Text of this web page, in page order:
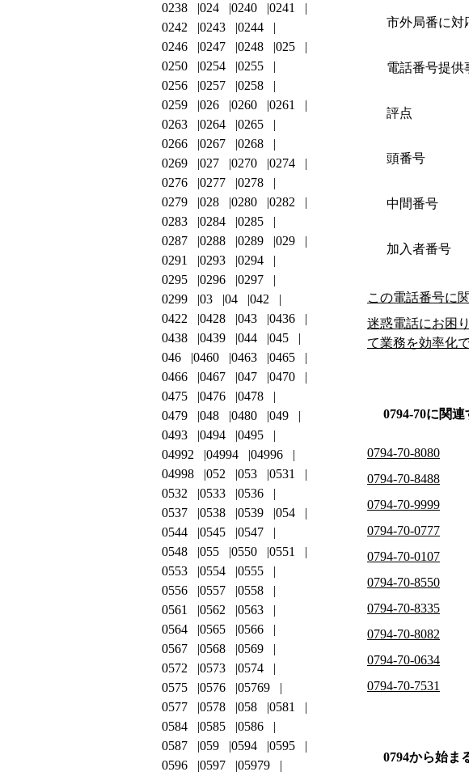
市外局番に対
電話番号提供
評点
頭番号
中間番号
加入者番号
この電話番号に
迷惑電話にお困
て業務を効率化
0794-70に関
0794-70-8080
0794-70-8488
0794-70-9999
0794-70-0777
0794-70-0107
0794-70-8550
0794-70-8335
0794-70-8082
0794-70-0634
0794-70-7531
0794から始ま
0238
024 0240
0241
0242
0243
0244
0246
0247 0248
025
0250
0254
0255
0256
0257
0258
0259
026 0260
0261
0263
0264
0265
0266
0267
0268
0269
027 0270
0274
0276
0277
0278
0279
028 0280
0282
0283
0284
0285
0287
0288 0289
029
0291
0293
0294
0295
0296
0297
0299
03 04
042
0422
0428 043
0436
0438
0439 044
045
046
0460 0463
0465
0466
0467 047
0470
0475
0476
0478
0479
048 0480
049
0493
0494
0495
04992
04994
04996
04998
052 053
0531
0532
0533
0536
0537
0538 0539
054
0544
0545
0547
0548
055 0550
0551
0553
0554
0555
0556
0557
0558
0561
0562
0563
0564
0565
0566
0567
0568
0569
0572
0573
0574
0575
0576
05769
0577
0578 058
0581
0584
0585
0586
0587
059 0594
0595
0596
0597
05979